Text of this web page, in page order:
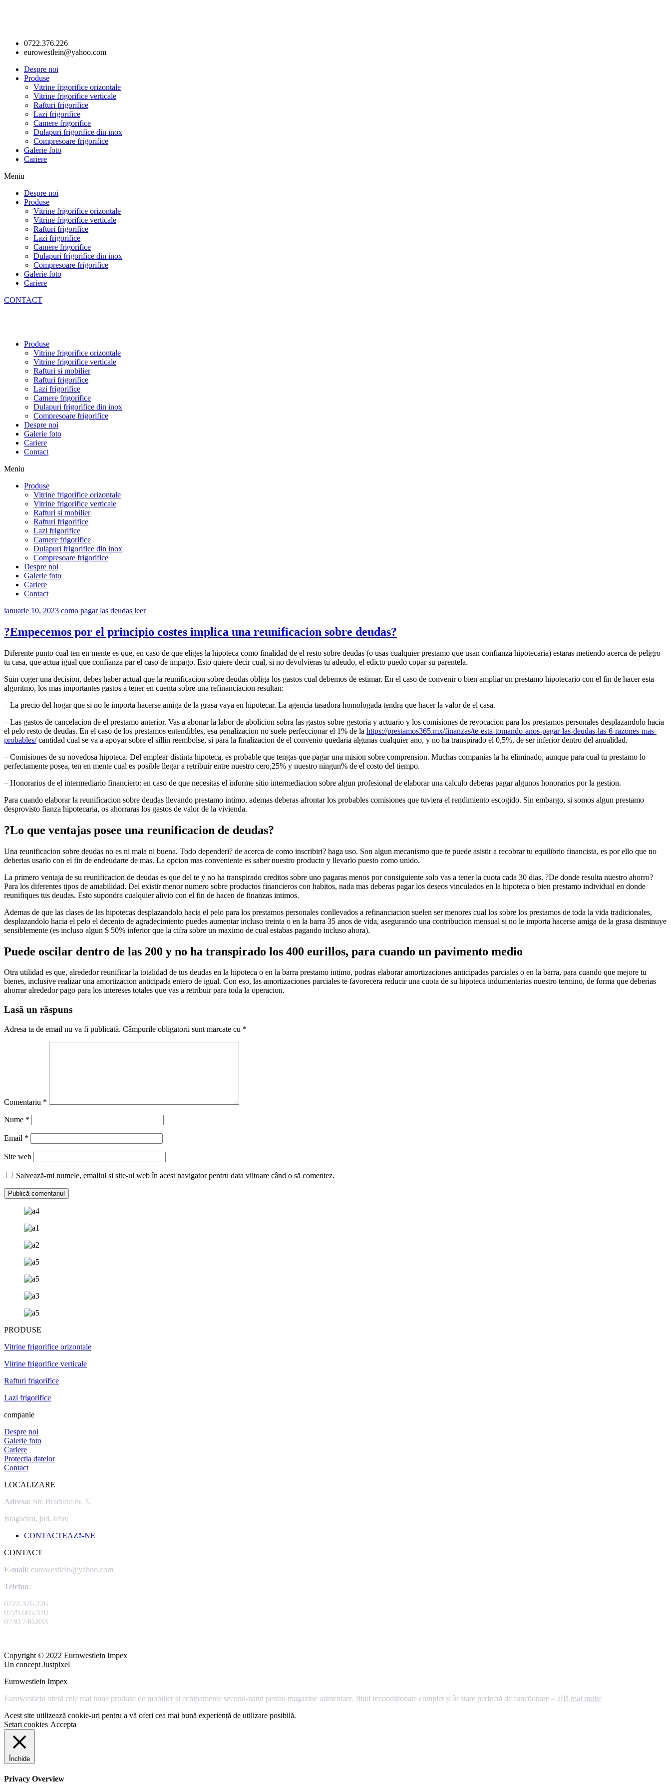
0722.376.226
eurowestlein@yahoo.com
Despre noi
Produse
Vitrine frigorifice orizontale
Vitrine frigorifice verticale
Rafturi frigorifice
Lazi frigorifice
Camere frigorifice
Dulapuri frigorifice din inox
Compresoare frigorifice
Galerie foto
Cariere
Meniu
Despre noi
Produse
Vitrine frigorifice orizontale
Vitrine frigorifice verticale
Rafturi frigorifice
Lazi frigorifice
Camere frigorifice
Dulapuri frigorifice din inox
Compresoare frigorifice
Galerie foto
Cariere
CONTACT
Produse
Vitrine frigorifice orizontale
Vitrine frigorifice verticale
Rafturi si mobilier
Rafturi frigorifice
Lazi frigorifice
Camere frigorifice
Dulapuri frigorifice din inox
Compresoare frigorifice
Despre noi
Galerie foto
Cariere
Contact
Meniu
Produse
Vitrine frigorifice orizontale
Vitrine frigorifice verticale
Rafturi si mobilier
Rafturi frigorifice
Lazi frigorifice
Camere frigorifice
Dulapuri frigorifice din inox
Compresoare frigorifice
Despre noi
Galerie foto
Cariere
Contact
ianuarie 10, 2023 como pagar las deudas leer
?Empecemos por el principio costes implica una reunificacion sobre deudas?
Diferente punto cual ten en mente es que, en caso de que eliges la hipoteca como finalidad de el resto sobre deudas (o usas cualquier prestamo que usan confianza hipotecaria) estaras metiendo acerca de peligro
tu casa, que actua igual que confianza par el caso de impago. Esto quiere decir cual, si no devolvieras tu adeudo, el edicto puedo copar su parentela.
Suin coger una decision, debes haber actual que la reunificacion sobre deudas obliga los gastos cual debemos de estimar. En el caso de convenir o bien ampliar un prestamo hipotecario con el fin de hacer esta
algoritmo, los mas importantes gastos a tener en cuenta sobre una refinanciacion resultan:
– La precio del hogar que si no le importa hacerse amiga de la grasa vaya en hipotecar. La agencia tasadora homologada tendra que hacer la valor de el casa.
– Las gastos de cancelacion de el prestamo anterior. Vas a abonar la labor de abolicion sobra las gastos sobre gestoria y actuario y los comisiones de revocacion para los prestamos personales desplazandolo hacia
el pelo resto de deudas. En el caso de los prestamos entendibles, esa penalizacion no suele perfeccionar el 1% de la https://prestamos365.mx/finanzas/te-esta-tomando-anos-pagar-las-deudas-las-6-razones-mas-
probables/cantidad cual se va a apoyar sobre el silli­n reembolse, si para la finalizacion de el convenio quedaria algunas cualquier ano, y no ha transpirado el 0,5%, de ser inferior dentro del anualidad.
– Comisiones de su novedosa hipoteca. Del emplear distinta hipoteca, es probable que tengas que pagar una mision sobre comprension. Muchas companias la ha eliminado, aunque para cual tu prestamo lo
perfectamente posea, ten en mente cual es posible llegar a retribuir entre nuestro cero,25% y nuestro ningun% de el costo del tiempo.
– Honorarios de el intermediario financiero: en caso de que necesitas el informe sitio intermediacion sobre algun profesional de elaborar una calculo deberas pagar algunos honorarios por la gestion.
Para cuando elaborar la reunificacion sobre deudas llevando prestamo intimo, ademas deberas afrontar los probables comisiones que tuviera el rendimiento escogido. Sin embargo, si somos algun prestamo
desprovisto fianza hipotecaria, os ahorraras los gastos de valor de la vivienda.
?Lo que ventajas posee una reunificacion de deudas?
Una reunificacion sobre deudas no es ni mala ni buena. Todo dependeri? de acerca de como inscribiri? haga uso. Son algun mecanismo que te puede asistir a recobrar tu equilibrio financista, es por ello que no
deberias usarlo con el fin de endeudarte de mas. La opcion mas conveniente es saber nuestro producto y llevarlo puesto como unido.
La primero ventaja de su reunificacion de deudas es que del te y no ha transpirado creditos sobre uno pagaras menos por consiguiente solo vas a tener la cuota cada 30 dias. ?De donde resulta nuestro ahorro?
Para los diferentes tipos de amabilidad. Del existir menor numero sobre productos financieros con habitos, nada mas deberas pagar los deseos vinculados en la hipoteca o bien prestamo individual en donde
reunifiques tus deudas. Esto supondra cualquier alivio con el fin de hacen de finanzas intimos.
Ademas de que las clases de las hipotecas desplazandolo hacia el pelo para los prestamos personales conllevados a refinanciacion suelen ser menores cual los sobre los prestamos de toda la vida tradicionales,
desplazandolo hacia el pelo el decenio de agradecimiento puedes aumentar incluso treinta o en la barra 35 anos de vida, asegurando una contribucion mensual si no le importa hacerse amiga de la grasa disminuye
sensiblemente (es incluso algun $ 50% inferior que la cifra sobre un maximo de cual estabas pagando incluso ahora).
Puede oscilar dentro de las 200 y no ha transpirado los 400 eurillos, para cuando un pavimento medio
Otra utilidad es que, alrededor reunificar la totalidad de tus deudas en la hipoteca o en la barra prestamo intimo, podras elaborar amortizaciones anticipadas parciales o en la barra, para cuando que mejore tu
bienes, inclusive realizar una amortizacion anticipada entero de igual. Con eso, las amortizaciones parciales te favorecera reducir una cuota de su hipoteca indumentarias nuestro termino, de forma que deberias
ahorrar alrededor pago para los intereses totales que vas a retribuir para toda la operacion.
Lasă un răspuns
Adresa ta de email nu va fi publicată. Câmpurile obligatorii sunt marcate cu *
Comentariu *
Nume *
Email *
Site web
Salvează-mi numele, emailul și site-ul web în acest navigator pentru data viitoare când o să comentez.
PRODUSE
Vitrine frigorifice orizontale
Vitrine frigorifice verticale
Rafturi frigorifice
Lazi frigorifice
companie
Despre noi
Galerie foto
Cariere
Protectia datelor
Contact
LOCALIZARE
Adresa: Str. Bradului nr. 3,
Bragadiru, jud. Ilfov
CONTACTEAZă-NE
CONTACT
E-mail: eurowestlein@yahoo.com
Telefon:
0722.376.226
0729.665.310
0730.740.833
Copyright © 2022 Eurowestlein Impex
Un concept Justpixel
Eurowestlein Impex
Eurowestlein oferă cele mai bune produse de mobilier și echipamente second-hand pentru magazine alimentare, fiind recondiționate complet și în stare perfectă de funcționare – află mai multe
Acest site utilizează cookie-uri pentru a vă oferi cea mai bună experiență de utilizare posibilă.
Setari cookies Accepta
Închide
Privacy Overview